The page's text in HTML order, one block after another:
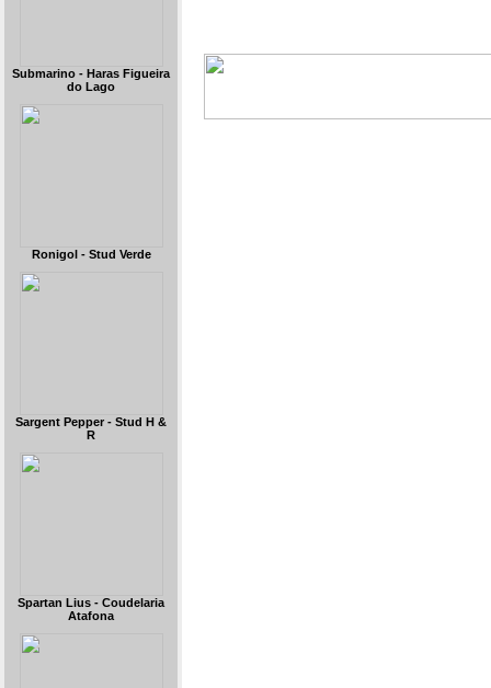
Submarino - Haras Figueira
do Lago
Ronigol - Stud Verde
Sargent Pepper - Stud H &
R
Spartan Lius - Coudelaria
Atafona